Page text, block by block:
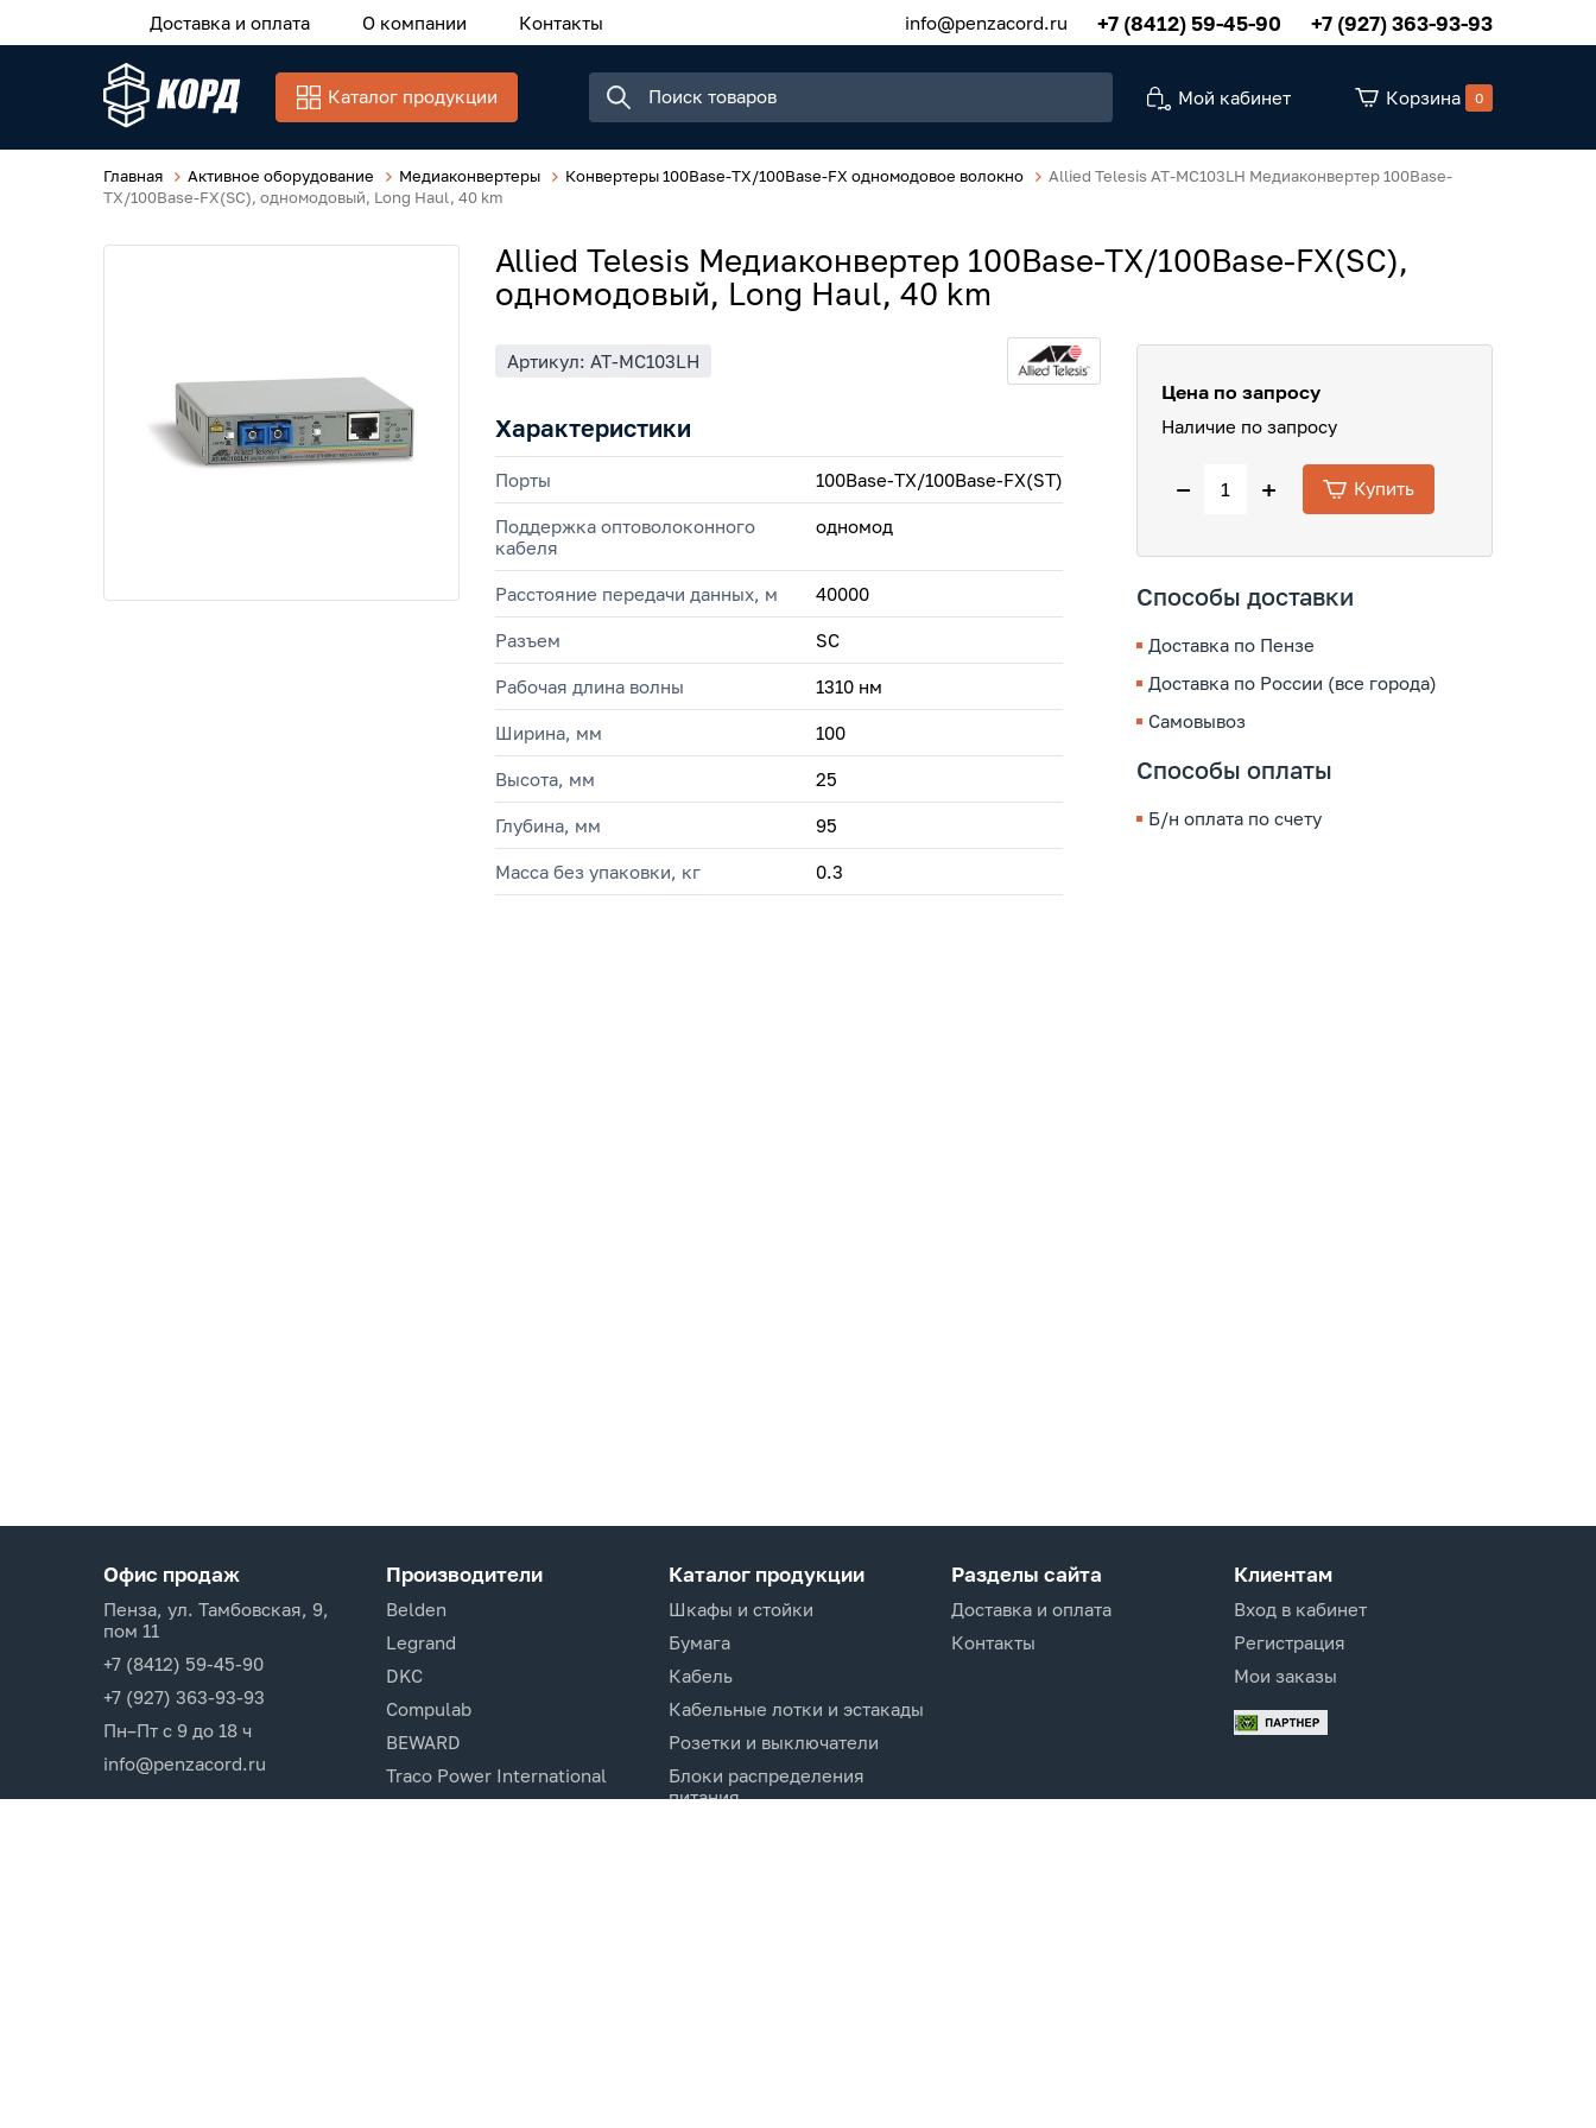
Доставка и оплата О компании Контакты info@penzacord.ru +7 (8412) 59-45-90 +7 (927) 363-93-93
Каталог продукции Мой кабинет Корзина 0
Главная Активное оборудование Медиаконвертеры Конвертеры 100Base-TX/100Base-FX одномодовое волокно
Allied Telesis AT-MC103LH Медиаконвертер 100Base-
TX/100Base-FX(SC), одномодовый, Long Haul, 40 km
Allied Telesis Медиаконвертер 100Base-TX/100Base-FX(SC),
одномодовый, Long Haul, 40 km
Артикул: AT-MC103LH
Характеристики
Порты 100Base-TX/100Base-FX(ST)
Поддержка оптоволоконного
кабеля
одномод
Расстояние передачи данных, м 40000
Разъем SC
Рабочая длина волны 1310 нм
Ширина, мм 100
Высота, мм 25
Глубина, мм 95
Масса без упаковки, кг 0.3
Цена по запросу
Наличие по запросу
− + Купить
Способы доставки
Доставка по Пензе
Доставка по России (все города)
Самовывоз
Способы оплаты
Б/н оплата по счету
Офис продаж
Пенза, ул. Тамбовская, 9,
пом 11
+7 (8412) 59-45-90
+7 (927) 363-93-93
Пн–Пт с 9 до 18 ч
info@penzacord.ru
Производители
Belden
Legrand
DKC
Compulab
BEWARD
Traco Power International
Каталог продукции
Шкафы и стойки
Бумага
Кабель
Кабельные лотки и эстакады
Розетки и выключатели
Блоки распределения
питания
Разделы сайта
Доставка и оплата
Контакты
Клиентам
Вход в кабинет
Регистрация
Мои заказы